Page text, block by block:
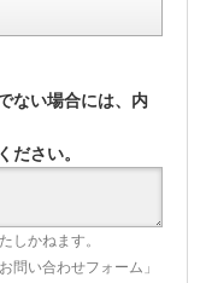
ない場合には、内
ださい。
しかねます。
問い合わせフォーム」